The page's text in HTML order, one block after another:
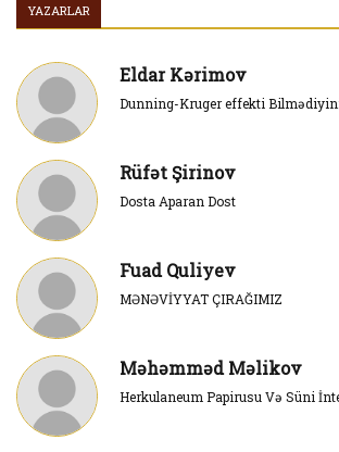
YAZARLAR
Eldar Kərimov
Dunning-Kruger effekti
Rüfət Şirinov
Dosta Aparan Dost
Fuad Quliyev
MƏNƏVİYYAT ÇIRAĞIMIZ
Məhəmməd Məlikov
Herkulaneum Papirusu Və Süni